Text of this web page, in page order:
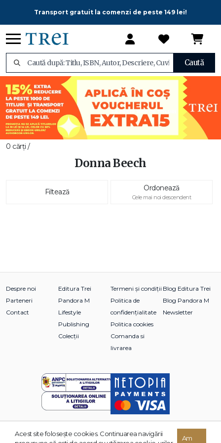
Transport gratuit la comenzi de peste 149 lei!
Caută
0 cărți /
Donna Beech
Filtează Ordonează
Cele mai noi descendent
Despre noi
Parteneri
Contact
Editura Trei
Pandora M
Lifestyle
Publishing
Colecții
Termeni și condiții
Politica de
confidențialitate
Politica cookies
Comanda si
livrarea
Blog Editura Trei
Blog Pandora M
Newsletter
© 2026 Grupul Editorial TREI. Toate drepturile rezervate.
Acest site foloseşte cookies. Continuarea navigării
Am